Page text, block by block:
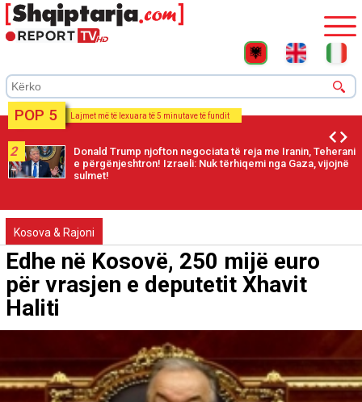
POP 5 Lajmet më të lexuara të 5 minutave të fundit
2
Donald Trump njofton negociata të reja me Iranin, Teherani
e përgënjeshtron! Izraeli: Nuk tërhiqemi nga Gaza, vijojnë
sulmet!
Kosova & Rajoni
Edhe në Kosovë, 250 mijë euro
për vrasjen e deputetit Xhavit
Haliti